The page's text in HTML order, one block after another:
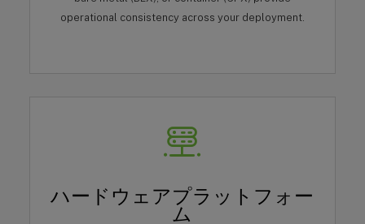
operational consistency across your deployment.
ハードウェアプラットフォー
ム